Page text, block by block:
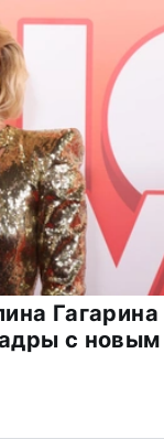
Гагарина
с новым